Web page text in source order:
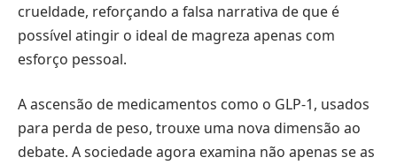
crueldade, reforçando a falsa narrativa de que é
possível atingir o ideal de magreza apenas com
esforço pessoal.
A ascensão de medicamentos como o GLP-1, usados ​​
para perda de peso, trouxe uma nova dimensão ao
debate. A sociedade agora examina não apenas se as